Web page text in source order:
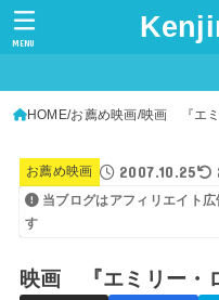
MENU
HOME お薦め映画 映画 『エミ
お薦め映画 2007.10.25
当ブログはアフィリエイト
す
映画 『エミリー・